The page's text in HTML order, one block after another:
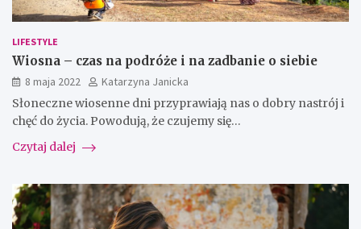
LIFESTYLE
Wiosna – czas na podróże i na zadbanie o siebie
8 maja 2022
Katarzyna Janicka
Słoneczne wiosenne dni przyprawiają nas o dobry nastrój i
chęć do życia. Powodują, że czujemy się…
Czytaj dalej